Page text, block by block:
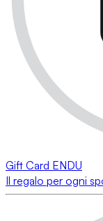
Gift Card ENDU
Il regalo per ogni